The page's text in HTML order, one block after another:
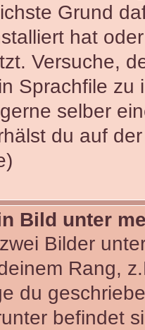
Grund
hat
Versuche,
Sprachfile zu
selber
du auf
Bild unter
Bilder
Rang,
du
befindet